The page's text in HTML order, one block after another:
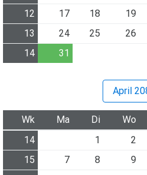
12
17 18 19
13
24 25 26
14
31
April
Wk Ma Di Wo
14
1 2
15
7 8 9